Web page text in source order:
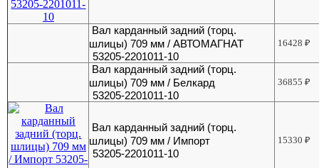
Вал карданный задний (торц.
шлицы) 709 мм / АВТОМАГНАТ
53205-2201011-10
16428₽
Вал карданный задний (торц.
шлицы) 709 мм / Белкард
53205-2201011-10
36855₽
Вал карданный задний (торц.
шлицы) 709 мм / Импорт
53205-2201011-10
15330₽